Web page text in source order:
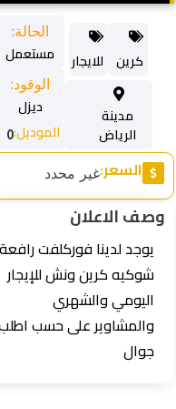
الحالة:
مستعمل
الوقود:
ديزل
الموديل:0
مدينة
الرياض
كرين للايجار
السعر:غير محدد
وصف الاعلان
يوجد لدينا فوركلفت رافعة
شوكيه كرين ونش للإيجار
اليومي والشهري
والمشاوير على حسب اطلب
جوال